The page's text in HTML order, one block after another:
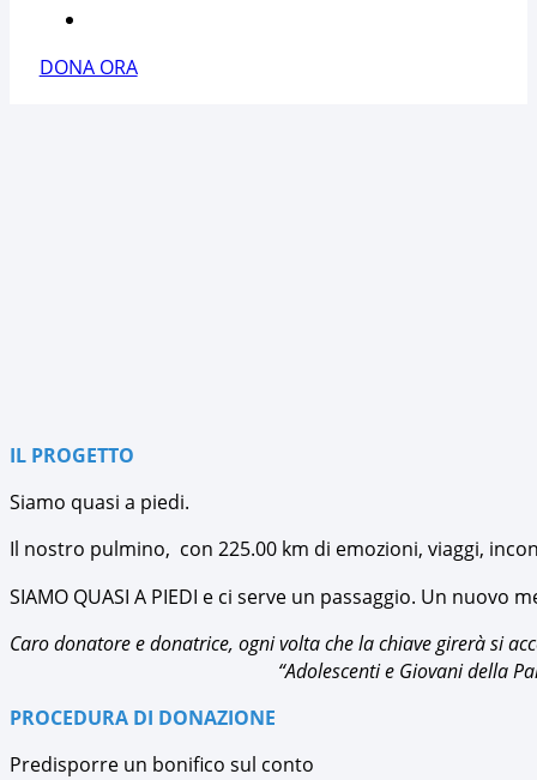
DONA ORA
IL PROGETTO
Siamo quasi a piedi.
Il nostro pulmino, con 225.00 km di emozioni, viaggi,
SIAMO QUASI A PIEDI e ci serve un passaggio. Un
Caro donatore e donatrice, ogni volta che la chiave girerà si
“Adolescenti e Giovani della
PROCEDURA DI DONAZIONE
Predisporre un bonifico sul conto